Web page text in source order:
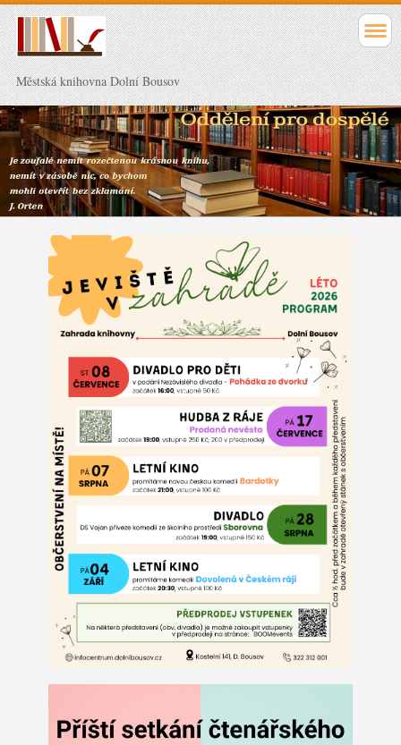
Městská knihovna Dolní Bousov